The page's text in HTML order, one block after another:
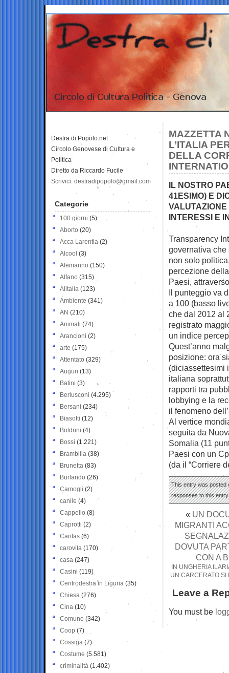
MAZZETTA
L’ITALIA
DELLA
IL NOSTRO
41ESIMO) E
INTERESSI E
Transparency
governativa
non solo
percezione
Paesi,
Il punteggio va
a 100 (basso
che dal 2012 al
registrato
un indice
Quest’anno
posizione: ora
(diciassettesimi
italiana
rapporti tra
lobbying e la
il fenomeno
Al vertice
seguita da
Somalia (11
Paesi con un
(da il “Corriere
This entry was posted
responses to this
« UN
MIGRANTI
DOVUTA
CON A
IN UNGHERIA
UN CARCERATO SI
Leave a
You must be
Destra di Popolo.net
Circolo Genovese di Cultura e
Politica
Diretto da Riccardo Fucile
Scrivici: destradipopolo@gmail.com
Categorie
100 giorni (5)
Aborto (20)
Acca Larentia (2)
Alcool (3)
Alemanno (150)
Alfano (315)
Alitalia (123)
Ambiente (341)
AN (210)
Animali (74)
Arancioni (2)
arte (175)
Attentato (329)
Auguri (13)
Batini (3)
Berlusconi (4.295)
Bersani (234)
Biasotti (12)
Boldrini (4)
Bossi (1.221)
Brambilla (38)
Brunetta (83)
Burlando (26)
Camogli (2)
canile (4)
Cappello (8)
Caprotti (2)
Caritas (6)
carovita (170)
casa (247)
Casini (119)
Centrodestra in Liguria (35)
Chiesa (276)
Cina (10)
Comune (342)
Coop (7)
Cossiga (7)
Costume (5.581)
criminalità (1.402)